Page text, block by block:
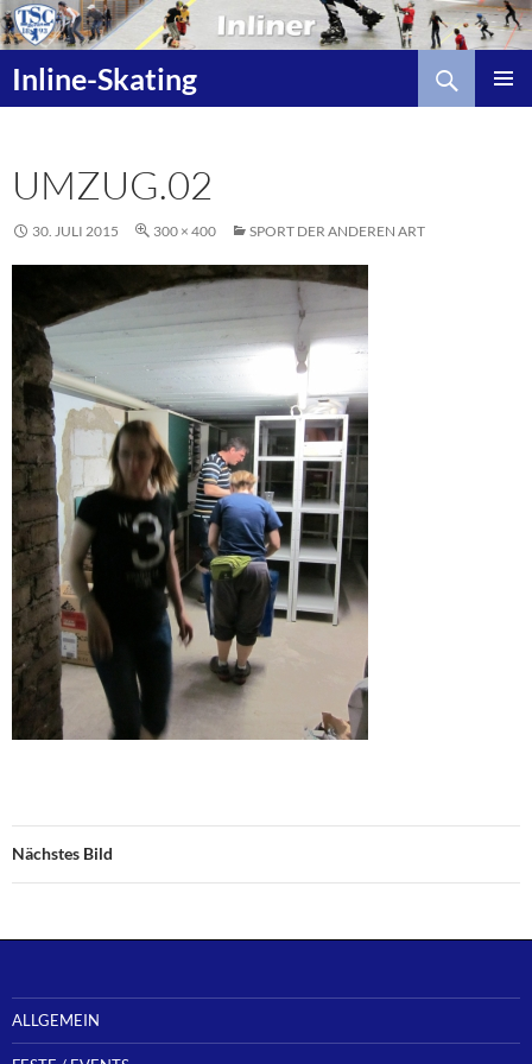
Zum
Inhalt
springen
Inline-Skating
Suchen
UMZUG.02
30. JULI 2015 300 × 400 SPORT DER ANDEREN ART
Nächstes Bild
ALLGEMEIN